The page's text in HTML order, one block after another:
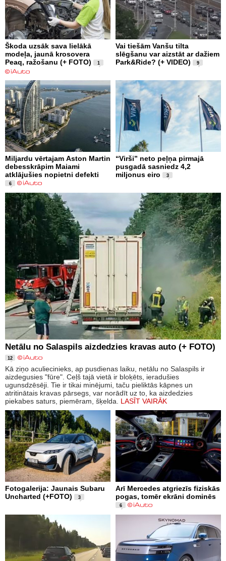
Škoda uzsāk sava lielākā
modeļa, jaunā krosovera
Peaq, ražošanu (+ FOTO)
1
Vai tiešām Vanšu tilta
slēgšanu var aizstāt ar dažiem
Park&Ride? (+ VIDEO)
9
Miljardu vērtajam Aston Martin
debesskrāpim Maiami
atklājušies nopietni defekti
6
“Virši” neto peļņa pirmajā
pusgadā sasniedz 4,2
miljonus eiro
3
Netālu no Salaspils aizdedzies kravas auto (+ FOTO)
12
Kā ziņo aculiecinieks, ap pusdienas laiku, netālu no Salaspils ir
aizdegusies "fūre". Ceļš tajā vietā ir bloķēts, ieradušies
ugunsdzēsēji. Tie ir tikai minējumi, taču pieliktās kāpnes un
atritinātais kravas pārsegs, var norādīt uz to, ka aizdedzies
piekabes saturs, piemēram, šķelda. LASĪT VAIRĀK
Fotogalerija: Jaunais Subaru
Uncharted (+FOTO)
3
Arī Mercedes atgriezīs fiziskās
pogas, tomēr ekrāni dominēs
6